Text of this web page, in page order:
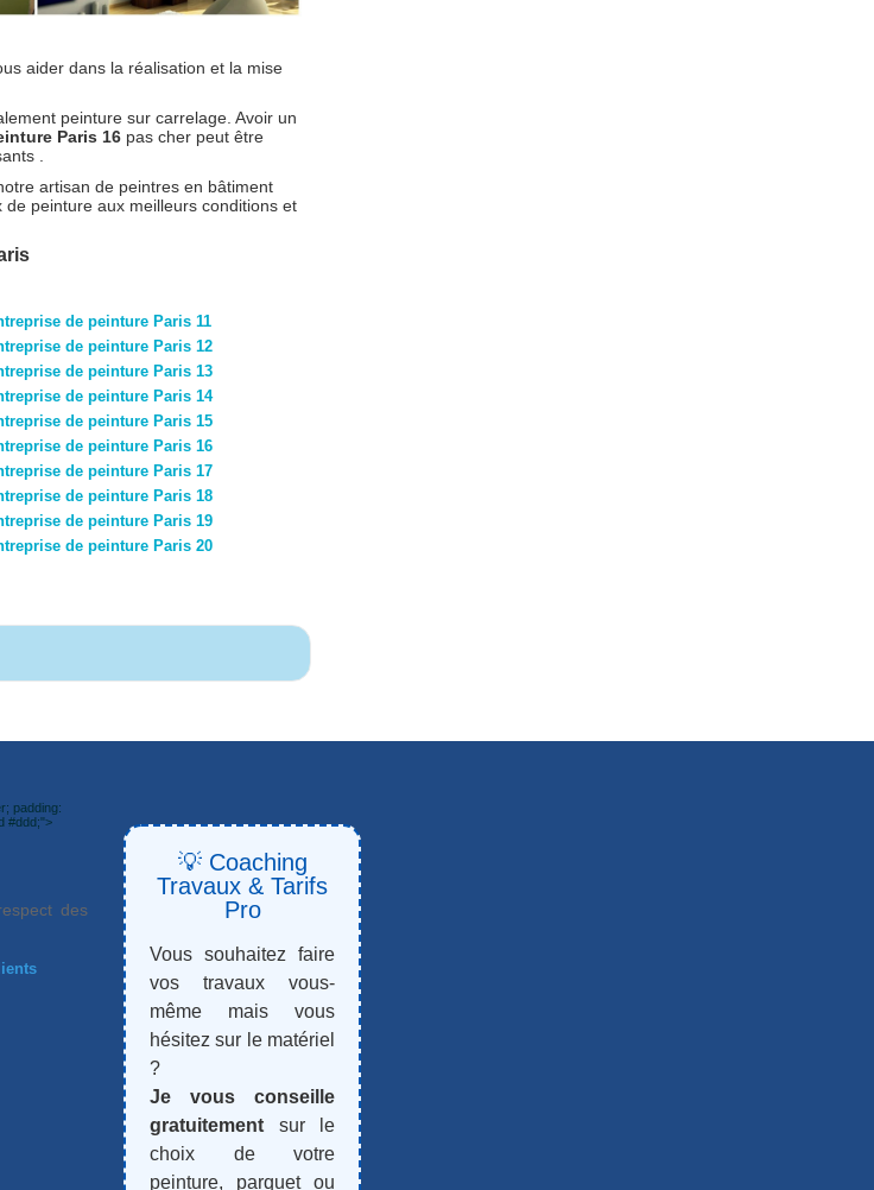
aider dans la réalisation et la mise
peinture sur carrelage. Avoir un
Paris 16 pas cher peut être
.
artisan de peintres en bâtiment
peinture aux meilleurs conditions et
de peinture Paris 11
de peinture Paris 12
de peinture Paris 13
de peinture Paris 14
de peinture Paris 15
de peinture Paris 16
de peinture Paris 17
de peinture Paris 18
de peinture Paris 19
de peinture Paris 20
padding:
#ddd;">
des
💡 Coaching
Travaux & Tarifs
Pro
Vous souhaitez faire
vos travaux vous-
même mais vous
hésitez sur le matériel
?
Je vous conseille
gratuitement sur le
choix de votre
peinture, parquet ou